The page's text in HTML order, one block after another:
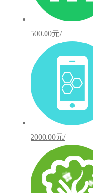
500.00元/
2000.00元/